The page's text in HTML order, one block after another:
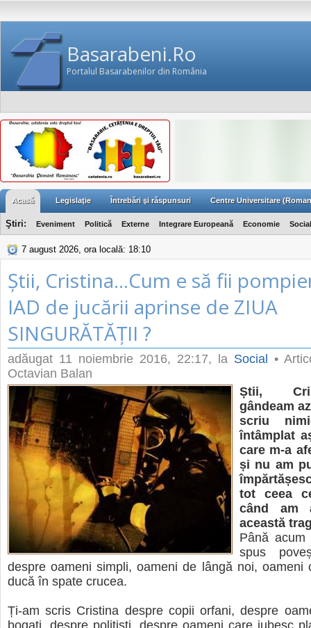
Basarabeni.Ro
Portalul Basarabenilor din România
Acasă Legislaţie Întrebări şi răspunsuri Centre Universitare
Ştiri: Eveniment Politică Externe Integrare Europeană Economie Social
7 august 2026, ora locală: 18:10
Știi, Cristina...Cum e să fii
IAD de jucării aprinse de ZIUA
SINGURĂTĂȚII ?
adăugat 11 noiembrie 2016, 22:17, la Social
•
Octavian Balan
Știi,
gândeam
scriu
întâmplat
care m-a
și nu am
tot ceea
când am
această
Până acum
spus
despre oameni simpli, oameni de lângă noi, oameni
ducă în spate crucea.
Ți-am scris Cristina despre copii orfani, despre
bogați, despre polițiști, despre oameni care iubesc